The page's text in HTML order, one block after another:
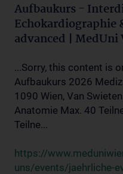
Aufbaukurs -
advanced | MedUni
...Sorry, this content is
Aufbaukurs 2026
1090 Wien, Van
Anatomie Max. 40
Teilne...
https://
uns/events/jaehrliche-